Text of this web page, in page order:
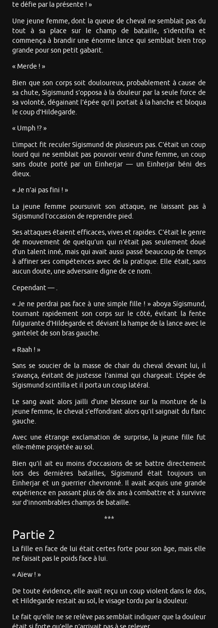
te défie par la présente ! »
Une jeune femme, dont la queue de cheval ne semblait pas du
tout à sa place sur le champ de bataille, s’identifia et
commença à brandir une énorme lance qui semblait bien trop
grande pour son petit gabarit.
« Merde ! »
Bien que son corps soit douloureux, probablement à cause de
sa chute, Sígismund s’opposa à la douleur par la seule force de
sa volonté, dégainant l’épée qu’il portait à la hanche et bloqua
le coup d’Hildegarde.
« Umph !? »
L’impact fit reculer Sígismund de plusieurs pas. C’était un coup
lourd qui ne semblait pas pouvoir venir d’une femme, un coup
sans doute porté par un Einherjar — un Einherjar béni des
dieux.
« Je n’ai pas fini ! »
La jeune femme poursuivit son attaque, ne laissant pas à
Sígismund l’occasion de reprendre pied.
Ses attaques étaient efficaces, vives et rapides. C’était le genre
de mouvement de quelqu’un qui n’était pas seulement doué
d’un talent inné, mais qui avait aussi passé beaucoup de temps
à affiner ses compétences avec de la pratique. Elle était, sans
aucun doute, une adversaire digne de ce nom.
Cependant — .
« Je ne perdrai pas face à une simple fille ! » aboya Sígismund,
tournant rapidement son corps sur le côté, évitant la fente
fulgurante d’Hildegarde et déviant la hampe de la lance avec le
gantelet de son bras gauche.
« Raah ! »
Sans se soucier de la masse de chair du cheval devant lui, il
s’avança, évitant de justesse l’animal qui chargeait. L’épée de
Sígismund scintilla et il porta un coup latéral.
Le sang avait alors jailli d’une blessure sur la monture de la
jeune femme, le cheval s’effondrant alors qu’il saignait du flanc
gauche.
Avec une étrange exclamation de surprise, la jeune fille fut
elle-même projetée au sol.
Bien qu’il ait eu moins d’occasions de se battre directement
lors des dernières batailles, Sígismund était toujours un
Einherjar et un guerrier chevronné. Il avait acquis une grande
expérience en passant plus de dix ans à combattre et à survivre
sur d’innombrables champs de bataille.
***
Partie 2
La fille en face de lui était certes forte pour son âge, mais elle
ne faisait pas le poids face à lui.
« Aïew ! »
De toute évidence, elle avait reçu un coup violent dans le dos,
et Hildegarde restait au sol, le visage tordu par la douleur.
Le fait qu’elle ne se relève pas semblait indiquer que la douleur